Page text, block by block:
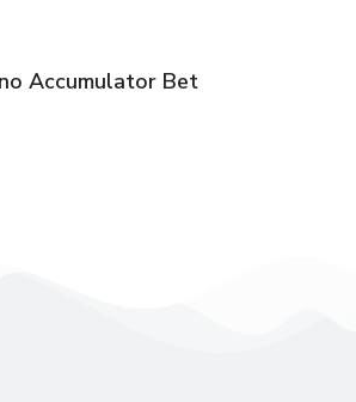
Accumulator Bet